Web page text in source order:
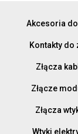
Akcesoria do
Kontakty do
Złącza
Złącze
Złącza
Wtyki